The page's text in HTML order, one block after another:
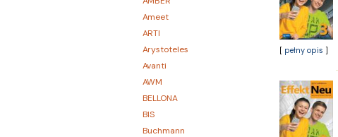
Ameet
ARTI
Arystoteles
Avanti
AWM
BELLONA
BIS
Buchmann
[ pełny opis ]